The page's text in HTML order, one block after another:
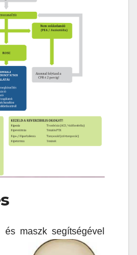
maszk segítségével